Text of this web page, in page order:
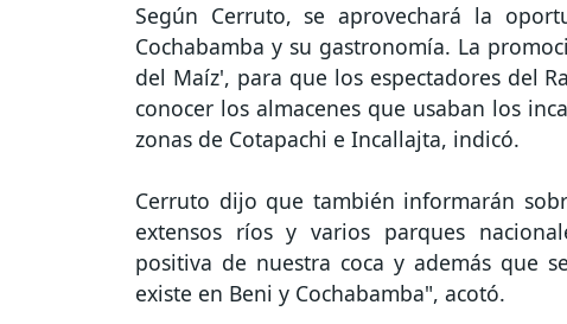
Según Cerruto, se aprovechará la
Cochabamba y su gastronomía. La
del Maíz', para que los espectadores del
conocer los almacenes que usaban los
zonas de Cotapachi e Incallajta, indicó.
Cerruto dijo que también informarán
extensos ríos y varios parques
positiva de nuestra coca y además que
existe en Beni y Cochabamba", acotó.